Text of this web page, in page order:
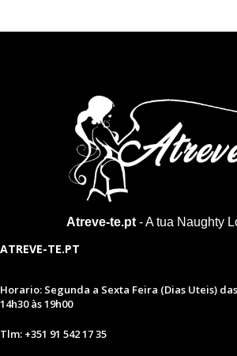
Atreve-te.pt- A tua Naughty
ATREVE-TE.PT
Horario: Segunda a Sexta Feira (Dias Uteis)
14h30 às 19h00
Tlm: +351 91 542 17 35